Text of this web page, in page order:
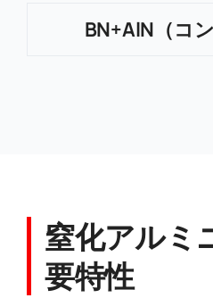
BN+AlN（コ
窒化アルミ
要特性